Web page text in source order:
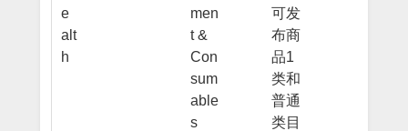
e
alt
h
men
t &
Con
sum
able
s
可发
布商
品1
类和
普通
类目